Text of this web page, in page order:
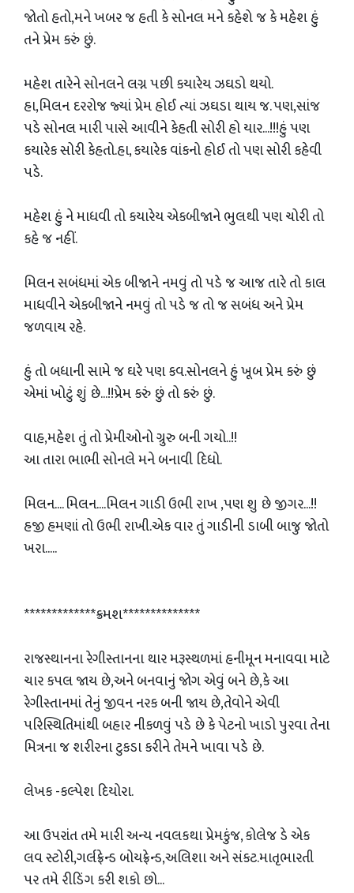
જોતો હતો,મને ખબર જ હતી કે સોનલ મને કહેશે જ કે મહેશ હું
તને પ્રેમ કરું છું.
મહેશ તારેને સોનલને લગ્ન પછી કયારેય ઝઘડો થયો.
હા,મિલન દરરોજ જ્યાં પ્રેમ હોઈ ત્યાં ઝઘડા થાય જ. પણ,સાંજ
પડે સોનલ મારી પાસે આવીને કેહતી સોરી હો યાર...!!!હું પણ
કયારેક સોરી કેહતો.હા, કયારેક વાંકનો હોઈ તો પણ સોરી કહેવી
પડે.
મહેશ હું ને માધવી તો કયારેય એકબીજાને ભુલથી પણ ચોરી તો
કહે જ નહીં.
મિલન સબંધમાં એક બીજાને નમવું તો પડે જ આજ તારે તો કાલ
માધવીને એકબીજાને નમવું તો પડે જ તો જ સબંધ અને પ્રેમ
જળવાય રહે.
હું તો બધાની સામે જ ઘરે પણ કવ.સોનલને હું ખૂબ પ્રેમ કરું છું
એમાં ખોટું શું છે...!!પ્રેમ કરું છું તો કરું છું.
વાહ,મહેશ તું તો પ્રેમીઓનો ગ્રુરુ બની ગયો..!!
આ તારા ભાભી સોનલે મને બનાવી દિધો.
મિલન.... મિલન....મિલન ગાડી ઉભી રાખ ,પણ શુ છે જીગર...!!
હજી હમણાં તો ઉભી રાખી.એક વાર તું ગાડીની ડાબી બાજુ જોતો
ખરા.....
*************ક્રમશ**************
રાજસ્થાનના રેગીસ્તાનના થાર મરૂસ્થળમાં હનીમૂન મનાવવા માટે
ચાર કપલ જાય છે,અને બનવાનું જોગ એવું બને છે,કે આ
રેગીસ્તાનમાં તેનું જીવન નરક બની જાય છે,તેવોને એવી
પરિસ્થિતિમાંથી બહાર નીકળવું પડે છે કે પેટનો ખાડો પુરવા તેના
મિત્રના જ શરીરના ટુકડા કરીને તેમને ખાવા પડે છે.
લેખક -કલ્પેશ દિયોરા.
આ ઉપરાંત તમે મારી અન્ય નવલકથા પ્રેમકુંજ, કોલેજ ડે એક
લવ સ્ટોરી,ગર્લફ્રેન્ડ બોયફ્રેન્ડ,અલિશા અને સંકટ.માતૃભારતી
પર તમે રીડિંગ કરી શકો છો...